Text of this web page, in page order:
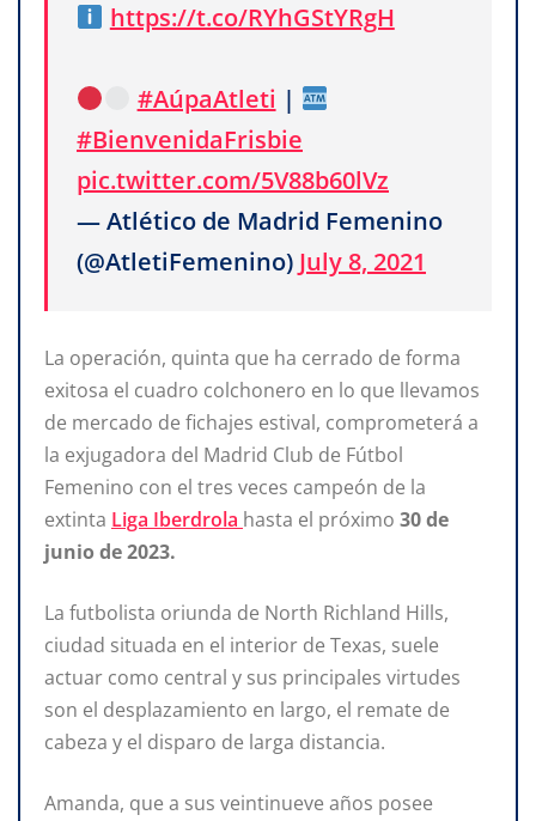
https://t.co/RYhGStYRgH
#AúpaAtleti |
#BienvenidaFrisbie
pic.twitter.com/5V88b60lVz
— Atlético de Madrid Femenino
(@AtletiFemenino) July 8, 2021
La operación, quinta que ha cerrado de forma
exitosa el cuadro colchonero en lo que llevamos
de mercado de fichajes estival, comprometerá a
la exjugadora del Madrid Club de Fútbol
Femenino con el tres veces campeón de la
extinta Liga Iberdrola hasta el próximo 30 de
junio de 2023.
La futbolista oriunda de North Richland Hills,
ciudad situada en el interior de Texas, suele
actuar como central y sus principales virtudes
son el desplazamiento en largo, el remate de
cabeza y el disparo de larga distancia.
Amanda, que a sus veintinueve años posee